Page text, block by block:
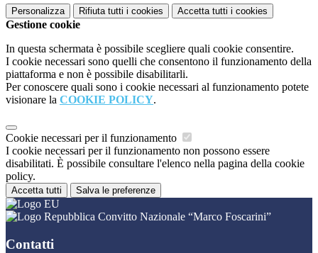
Personalizza Rifiuta tutti i cookies Accetta tutti i cookies
Gestione cookie
In questa schermata è possibile scegliere quali cookie consentire.
I cookie necessari sono quelli che consentono il funzionamento della
piattaforma e non è possibile disabilitarli.
Per conoscere quali sono i cookie necessari al funzionamento potete
visionare la COOKIE POLICY.
Cookie necessari per il funzionamento
I cookie necessari per il funzionamento non possono essere
disabilitati. È possibile consultare l'elenco nella pagina della cookie
policy.
Accetta tutti Salva le preferenze
Convitto Nazionale “Marco Foscarini”
Contatti